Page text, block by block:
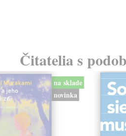
Čitatelia s
na sklade
novinka